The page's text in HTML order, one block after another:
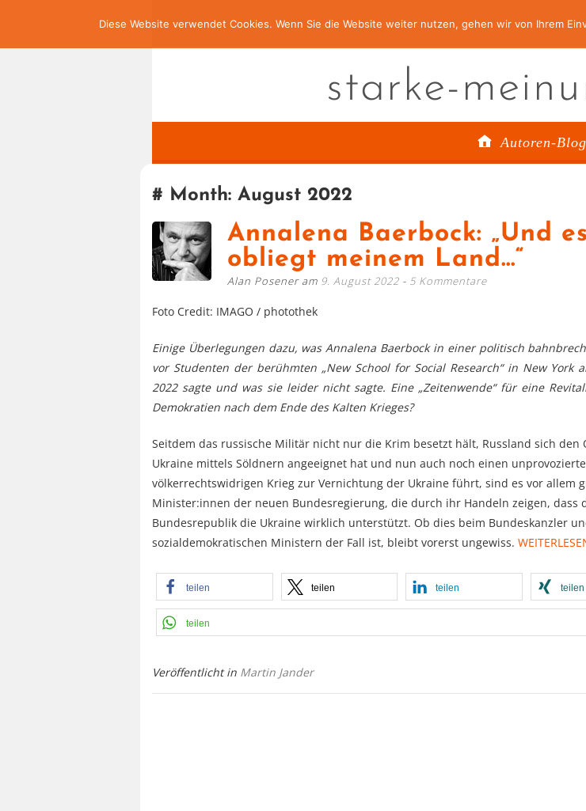
starke-
Autoren-Blog
Month: August 2022
Annalena Baerbock: „Und es
obliegt meinem Land…“
Alan Posener am 9. August 2022 5 Kommentare
Foto Credit: IMAGO / photothek
Einige Überlegungen dazu, was Annalena Baerbock in einer politisch
vor Studenten der berühmten „New School for Social Research“ in New York
2022 sagte und was sie leider nicht sagte. Eine „Zeitenwende“ für eine
Demokratien nach dem Ende des Kalten Krieges?
Seitdem das russische Militär nicht nur die Krim besetzt hält, Russland sich den
Ukraine mittels Söldnern angeeignet hat und nun auch noch einen
völkerrechtswidrigen Krieg zur Vernichtung der Ukraine führt, sind es vor allem
Minister:innen der neuen Bundesregierung, die durch ihr Handeln zeigen, dass
Bundesrepublik die Ukraine wirklich unterstützt. Ob dies beim Bundeskanzler
sozialdemokratischen Ministern der Fall ist, bleibt vorerst ungewiss.
teilen teilen teilen teilen
teilen
Veröffentlicht in Martin Jander
Diese Website verwendet Cookies. Wenn Sie die Website weiter nutzen, gehen wir von Ihrem